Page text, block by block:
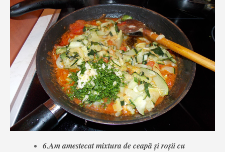
6.Am amestecat mixtura de ceapă și roșii cu